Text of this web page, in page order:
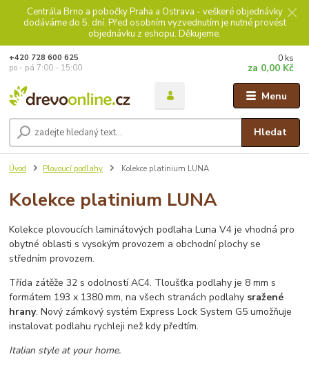
Centrála Brno a pobočky Praha a Ostrava - veškeré objednávky
dodáváme do 5. dní. Před osobním vyzvednutím je nutné provést
objednávku z eshopu. Děkujeme.
Menu
Hledat
+420 728 600 625
po - pá 7:00 - 15:00
0 ks
za 0,00 Kč
Úvod Plovoucí podlahy Kolekce platinium LUNA
Kolekce platinium LUNA
Kolekce plovoucích laminátových podlaha Luna V4 je vhodná pro
obytné oblasti s vysokým provozem a obchodní plochy se
středním provozem.
Třída zátěže 32 s odolností AC4. Tloušťka podlahy je 8 mm s
formátem 193 x 1380 mm, na všech stranách podlahy sražené
hrany. Nový zámkový systém Express Lock System G5 umožňuje
instalovat podlahu rychleji než kdy předtím.
Italian style at your home.